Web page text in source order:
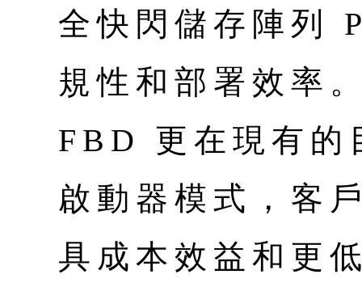
全快閃儲存陣列
規性和部署效率
FBD 更在現有的
啟動器模式，客
具成本效益和更